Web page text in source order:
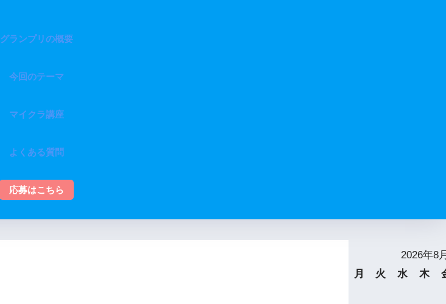
グランプリの概要
今回のテーマ
マイクラ講座
よくある質問
応募はこちら
2026年8
月
火 水 木